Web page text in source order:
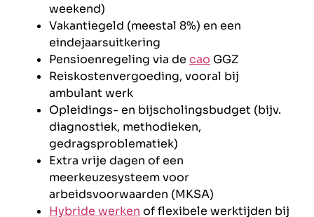
weekend)
Vakantiegeld (meestal 8%) en een
eindejaarsuitkering
Pensioenregeling via de cao GGZ
Reiskostenvergoeding, vooral bij
ambulant werk
Opleidings- en bijscholingsbudget (bijv.
diagnostiek, methodieken,
gedragsproblematiek)
Extra vrije dagen of een
meerkeuzesysteem voor
arbeidsvoorwaarden (MKSA)
Hybride werken of flexibele werktijden bij